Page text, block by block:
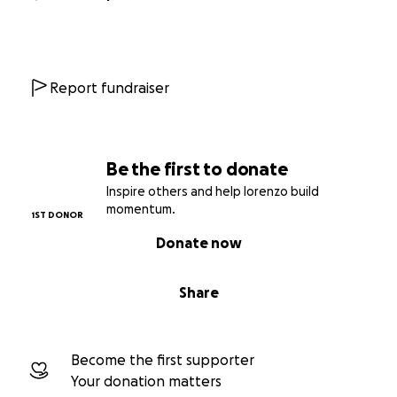
Be the first to donate
Inspire others and help lorenzo build
momentum.
1ST DONOR
Share
Donate now
Become the first supporter
Your donation matters
Report fundraiser